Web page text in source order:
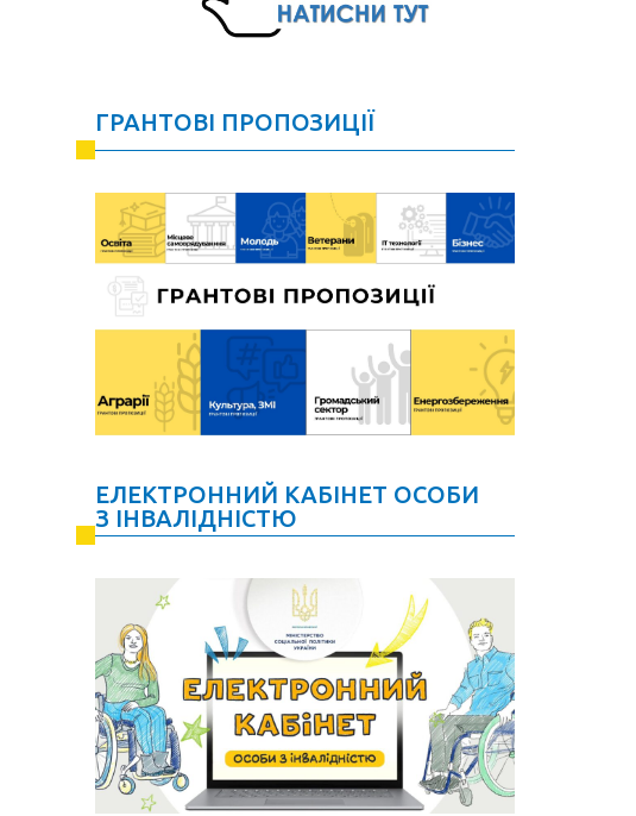
ГРАНТОВІ ПРОПОЗИЦІЇ
ЕЛЕКТРОННИЙ КАБІНЕТ ОСОБИ
З ІНВАЛІДНІСТЮ